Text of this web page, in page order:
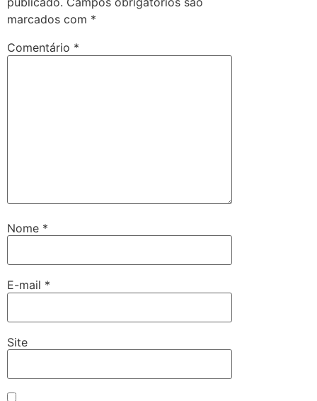
marcados com *
Comentário *
Nome *
E-mail *
Site